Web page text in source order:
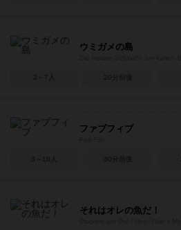
ウミガメの島
2～7人 20分前後
ファブフィブ
3～10人 30分前後
それはオレの魚だ！